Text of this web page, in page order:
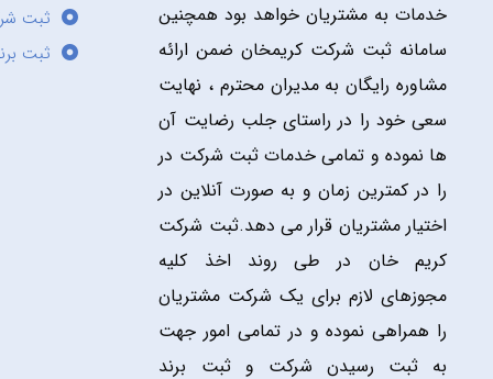
خدمات به مشتریان خواهد بود همچنین
سامانه ثبت شرکت کریمخان ضمن ارائه
مشاوره رایگان به مدیران محترم ، نهایت
سعی خود را در راستای جلب رضایت آن
ها نموده و تمامی خدمات ثبت شرکت در
را در کمترین زمان و به صورت آنلاین در
اختیار مشتریان قرار می دهد.ثبت شرکت
کریم خان در طی روند اخذ کلیه
مجوزهای لازم برای یک شرکت مشتریان
را همراهی نموده و در تمامی امور جهت
به ثبت رسیدن شرکت و ثبت برند
ثبت
ثبت